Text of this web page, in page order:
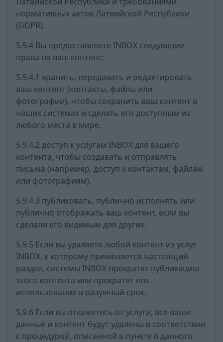
нормативных актов Латвийской Республики
(GDPR).
5.9.4 Вы предоставляете INBOX следующие
права на ваш контент:
5.9.4.1 хранить, передавать и редактировать
ваш контент (контакты, файлы или
фотографии), чтобы сохранить ваш контент в
наших системах и сделать его доступным из
любого места в мире.
5.9.4.2 доступ к услугам INBOX для вашего
контента, чтобы создавать и отправлять
письма (например, доступ к контактам, файлам
или фотографиям).
5.9.4.3 публиковать, публично исполнять или
публично отображать ваш контент, если вы
сделали его видимым для других.
5.9.5 Если вы удаляете любой контент из услуг
INBOX, к которому применяется настоящий
раздел, системы INBOX прекратят публикацию
этого контента или прекратят его
использование в разумный срок.
5.9.6 Если вы откажетесь от услуги, все ваши
данные и контент будут удалены в соответствии
с процедурой, описанной в пункте 6 данного